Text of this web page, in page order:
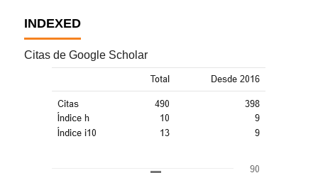
INDEXED
Citas de Google Scholar